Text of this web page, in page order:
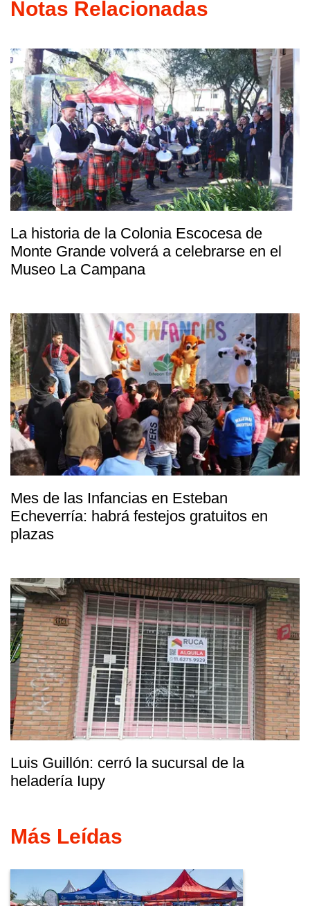
Notas Relacionadas
La historia de la Colonia Escocesa de
Monte Grande volverá a celebrarse en el
Museo La Campana
Mes de las Infancias en Esteban
Echeverría: habrá festejos gratuitos en
plazas
Luis Guillón: cerró la sucursal de la
heladería Iupy
Más Leídas